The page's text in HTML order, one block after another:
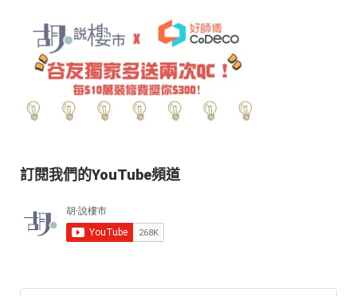
訂閱我們的YouTube頻道